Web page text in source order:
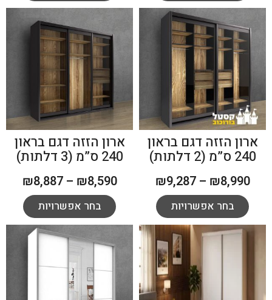
ארון הזזה דגם בראון
240 ס”מ (2 דלתות)
₪8,990
–
₪9,287
בחר אפשרויות
ארון הזזה דגם בראון
240 ס”מ (3 דלתות)
₪8,590
–
₪8,887
בחר אפשרויות